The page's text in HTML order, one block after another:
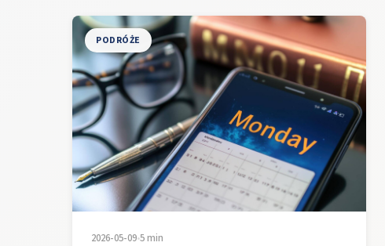
PODRÓŻE
2026-05-09•5 min